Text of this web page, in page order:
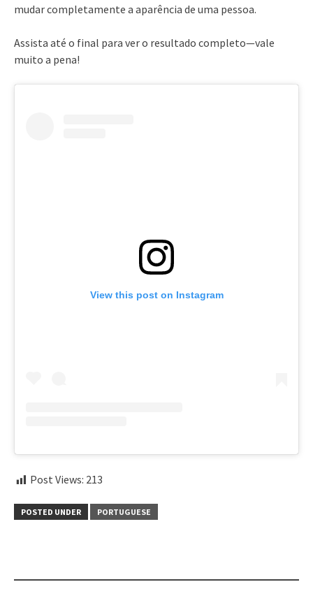
mudar completamente a aparência de uma pessoa.
Assista até o final para ver o resultado completo—vale
muito a pena!
View this post on Instagram
Post Views: 213
POSTED UNDER PORTUGUESE